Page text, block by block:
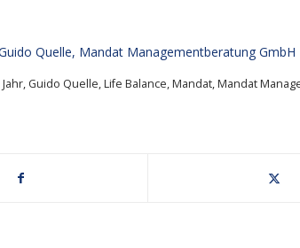
Quelle, Mandat Managementberatung GmbH
, Guido Quelle,Life Balance,Mandat,Mandat